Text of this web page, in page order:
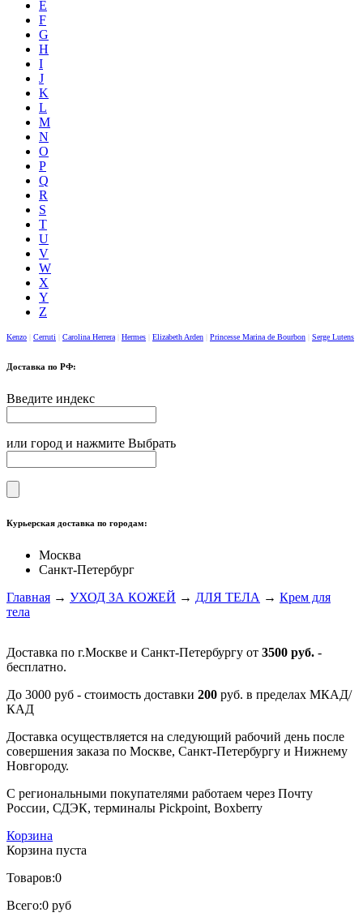
E
F
G
H
I
J
K
L
M
N
O
P
Q
R
S
T
U
V
W
X
Y
Z
Kenzo Cerruti Carolina Herrera Hermes Elizabeth Arden Princesse Marina de Bourbon Serge Lutens
Доставка по РФ:
Введите индекс
или город и нажмите Выбрать
Курьерская доставка по городам:
Москва
Санкт-Петербург
Главная → УХОД ЗА КОЖЕЙ → ДЛЯ ТЕЛА → Крем для
тела
Доставка по г.Москве и Санкт-Петербургу от 3500 руб. -
бесплатно.
До 3000 руб - стоимость доставки 200 руб. в пределах МКАД/
КАД
Доставка осуществляется на следующий рабочий день после
совершения заказа по Москве, Санкт-Петербургу и Нижнему
Новгороду.
С региональными покупателями работаем через Почту
России, СДЭК, терминалы Pickpoint, Boxberry
Корзина
Корзина пуста
Товаров:0
Всего:0 руб